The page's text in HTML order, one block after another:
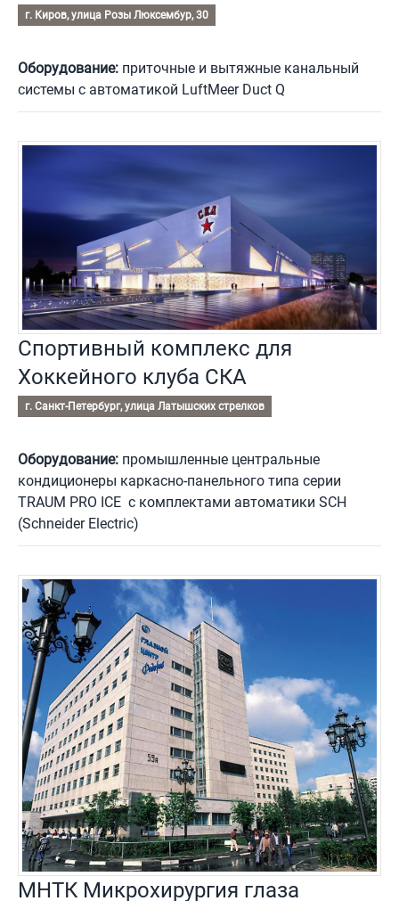
г. Киров, улица Розы Люксембур, 30
Оборудование: приточные и вытяжные канальный
системы с автоматикой LuftMeer Duct Q
Спортивный комплекс для
Хоккейного клуба СКА
г. Санкт-Петербург, улица Латышских стрелков
Оборудование: промышленные центральные
кондиционеры каркасно-панельного типа серии
TRAUM PRO ICE с комплектами автоматики SCH
(Schneider Electric)
МНТК Микрохирургия глаза